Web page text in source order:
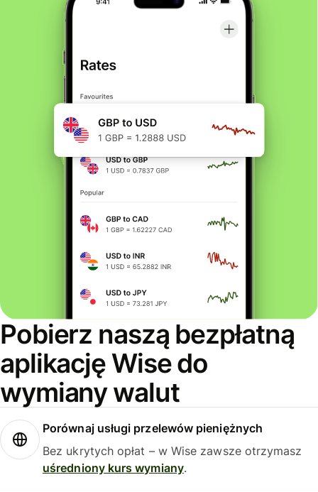
Pobierz naszą bezpłatną
aplikację Wise do
wymiany walut
Porównaj usługi przelewów pieniężnych
Bez ukrytych opłat – w Wise zawsze otrzymasz
uśredniony kurs wymiany.